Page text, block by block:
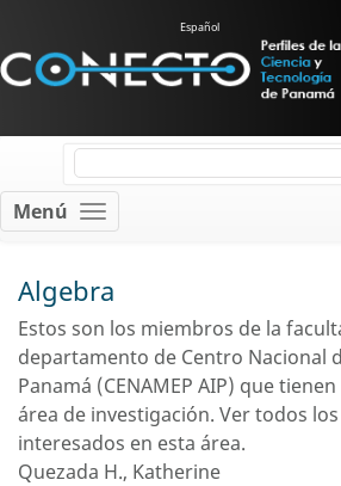
Español
Menú
Algebra
Estos son los miembros de la
departamento de Centro Nacional
Panamá (CENAMEP AIP) que
área de investigación. Ver todos
interesados ​​en esta área.
Quezada H., Katherine